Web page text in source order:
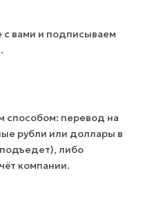
вами и подписываем
перевод на
рубли или доллары в
либо
компании.